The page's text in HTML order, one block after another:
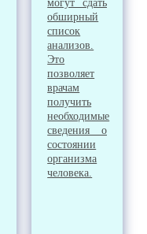
могут сдать
обширный
список
анализов.
Это
позволяет
врачам
получить
необходимые
сведения о
состоянии
организма
человека.